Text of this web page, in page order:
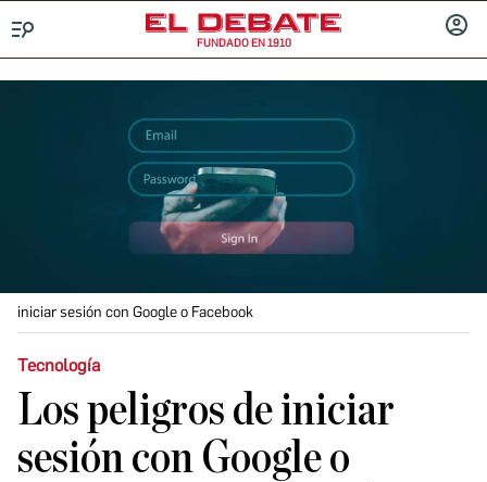
FUNDADO EN 1910
iniciar sesión con Google o Facebook
Tecnología
Los peligros de iniciar
sesión con Google o